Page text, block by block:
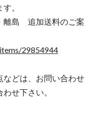
。
離島 追加送料のご案
29854944
などは、お問い合わせ
せ下さい。